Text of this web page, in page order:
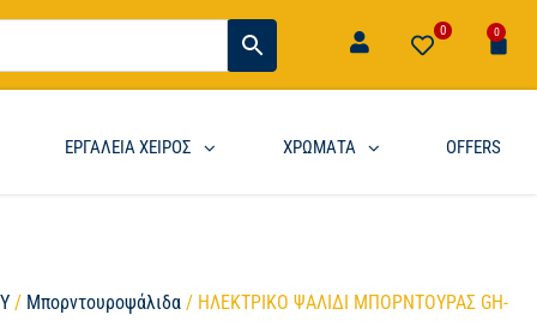
0 0
ΕΡΓΑΛΕΙΑ ΧΕΙΡΟΣ ΧΡΩΜΑΤΑ OFFERS
/ Μπορντουροψάλιδα / ΗΛΕΚΤΡΙΚΟ ΨΑΛΙΔΙ ΜΠΟΡΝΤΟΥΡΑΣ GH-